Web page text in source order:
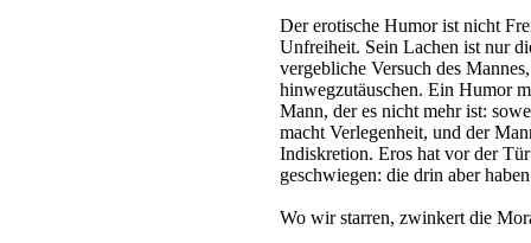
Der erotische Humor ist nicht
Unfreiheit. Sein Lachen ist nur
vergebliche Versuch des
hinwegzutäuschen. Ein Humor
Mann, der es nicht mehr ist:
macht Verlegenheit, und der
Indiskretion. Eros hat vor der
geschwiegen: die drin aber
Wo wir starren, zwinkert die